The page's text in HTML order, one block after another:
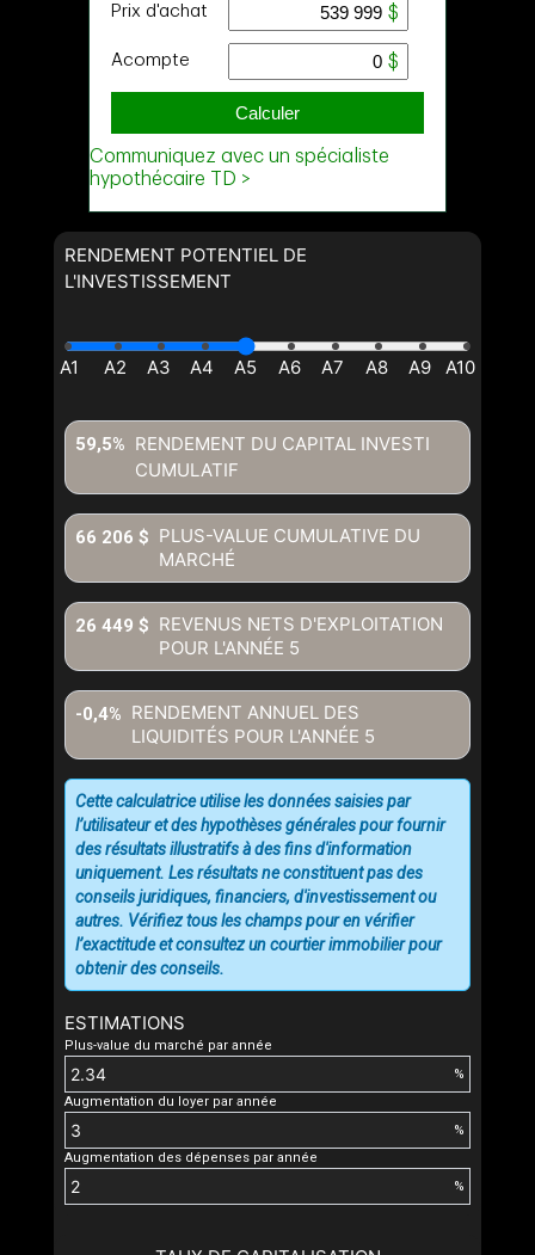
RENDEMENT POTENTIEL DE
L'INVESTISSEMENT
RENDEMENT DU CAPITAL INVESTI
CUMULATIF
59,5%
PLUS-VALUE CUMULATIVE DU
MARCHÉ
66 206 $
REVENUS NETS D'EXPLOITATION
POUR L'ANNÉE 5
26 449 $
RENDEMENT ANNUEL DES
LIQUIDITÉS POUR L'ANNÉE 5
-0,4%
ESTIMATIONS
Plus-value du marché par année
%
Augmentation du loyer par année
%
Augmentation des dépenses par année
%
Cette calculatrice utilise les données saisies par
l’utilisateur et des hypothèses générales pour fournir
des résultats illustratifs à des fins d'information
uniquement. Les résultats ne constituent pas des
conseils juridiques, financiers, d'investissement ou
autres. Vérifiez tous les champs pour en vérifier
l’exactitude et consultez un courtier immobilier pour
obtenir des conseils.